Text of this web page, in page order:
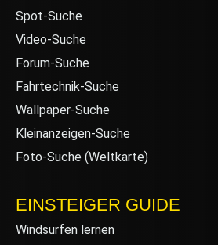
Spot-Suche
Video-Suche
Forum-Suche
Fahrtechnik-Suche
Wallpaper-Suche
Kleinanzeigen-Suche
Foto-Suche (Weltkarte)
EINSTEIGER GUIDE
Windsurfen lernen